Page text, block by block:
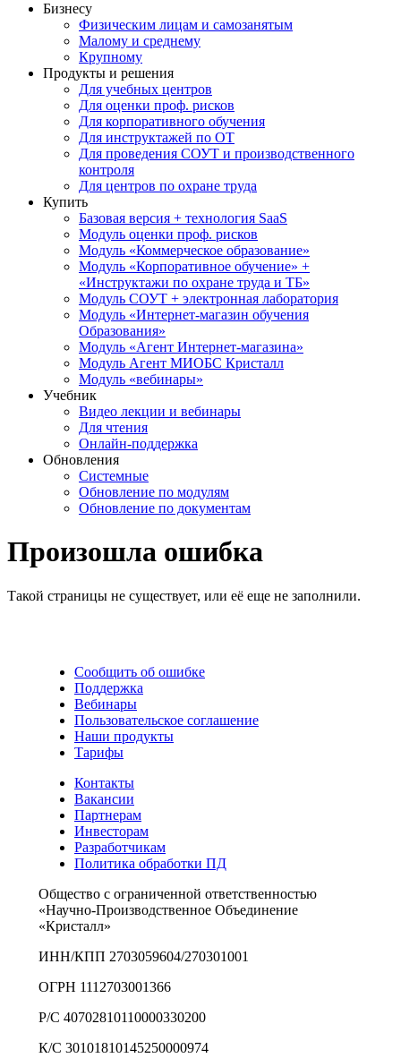
Бизнесу
Физическим лицам и самозанятым
Малому и среднему
Крупному
Продукты и решения
Для учебных центров
Для оценки проф. рисков
Для корпоративного обучения
Для инструктажей по ОТ
Для проведения СОУТ и производственного
контроля
Для центров по охране труда
Купить
Базовая версия + технология SaaS
Модуль оценки проф. рисков
Модуль «Коммерческое образование»
Модуль «Корпоративное обучение» +
«Инструктажи по охране труда и ТБ»
Модуль СОУТ + электронная лаборатория
Модуль «Интернет-магазин обучения
Образования»
Модуль «Агент Интернет-магазина»
Модуль Агент МИОБС Кристалл
Модуль «вебинары»
Учебник
Видео лекции и вебинары
Для чтения
Онлайн-поддержка
Обновления
Системные
Обновление по модулям
Обновление по документам
Произошла ошибка
Такой страницы не существует, или её еще не заполнили.
Сообщить об ошибке
Поддержка
Вебинары
Пользовательское соглашение
Наши продукты
Тарифы
Контакты
Вакансии
Партнерам
Инвесторам
Разработчикам
Политика обработки ПД
Общество с ограниченной ответственностью
«Научно-Производственное Объединение
«Кристалл»
ИНН/КПП 2703059604/270301001
ОГРН 1112703001366
Р/С 40702810110000330200
К/С 30101810145250000974